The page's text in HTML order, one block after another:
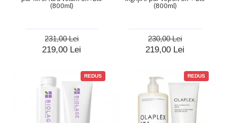
(800ml)
219,00 Lei
231,00 Lei
(800ml)
219,00 Lei
230,00 Lei
REDUS REDUS